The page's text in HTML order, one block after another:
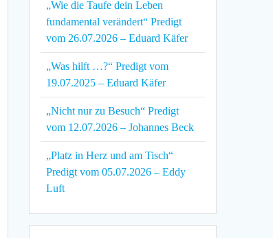
„Wie die Taufe dein Leben
fundamental verändert“ Predigt
vom 26.07.2026 – Eduard Käfer
„Was hilft …?“ Predigt vom
19.07.2025 – Eduard Käfer
„Nicht nur zu Besuch“ Predigt
vom 12.07.2026 – Johannes Beck
„Platz in Herz und am Tisch“
Predigt vom 05.07.2026 – Eddy
Luft